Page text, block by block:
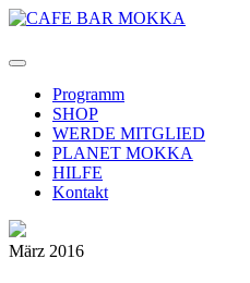
Programm
SHOP
WERDE MITGLIED
PLANET MOKKA
HILFE
Kontakt
März 2016